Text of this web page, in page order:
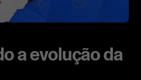
a evolução da